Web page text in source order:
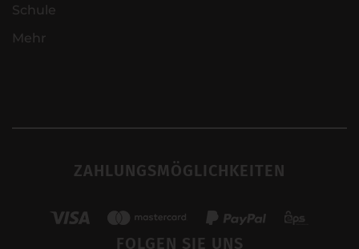
Schule
Mehr
ZAHLUNGSMÖGLICHKEITEN
FOLGEN SIE UNS